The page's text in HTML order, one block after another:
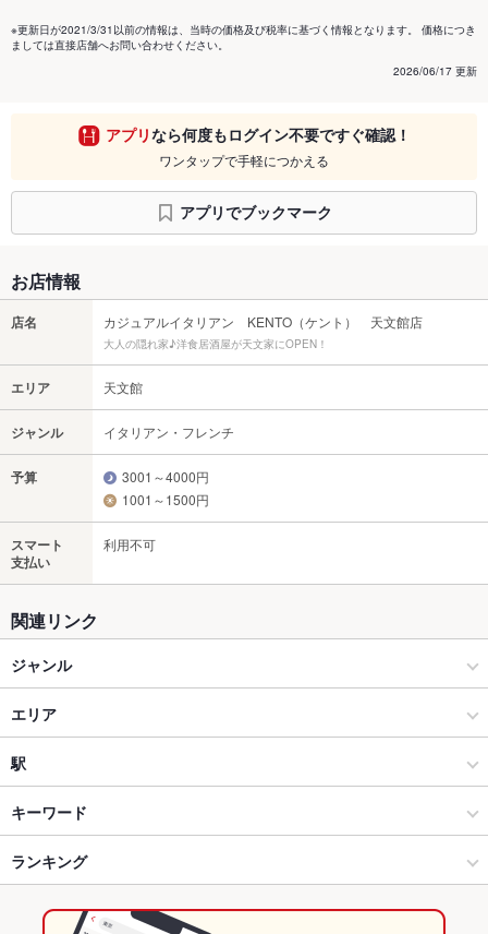
※更新日が2021/3/31以前の情報は、当時の価格及び税率に基づく情報となります。 価格につき
ましては直接店舗へお問い合わせください。
2026/06/17 更新
アプリなら何度もログイン不要ですぐ確認！
ワンタップで手軽につかえる
アプリでブックマーク
お店情報
店名 カジュアルイタリアン KENTO（ケント） 天文館店
大人の隠れ家♪洋食居酒屋が天文家にOPEN！
エリア 天文館
ジャンル イタリアン・フレンチ
予算
3001～4000円
1001～1500円
スマート
支払い
利用不可
関連リンク
ジャンル
イタリアン・フレンチ
パスタ・ピザ
鹿児島市 天文館・中央駅・ふ頭 × イタリアン・フレンチ
鹿児島市 天文館・中央駅・ふ頭 × パスタ・ピザ
天文館通駅 × イタリアン・フレンチ
エリア
天文館
天文館 × イタリアン・フレンチ
天文館 × パスタ・ピザ
鹿児島
駅
天文館通駅
キーワード
手羽先 キッシュ
ランキング
鹿児島のグルメランキング